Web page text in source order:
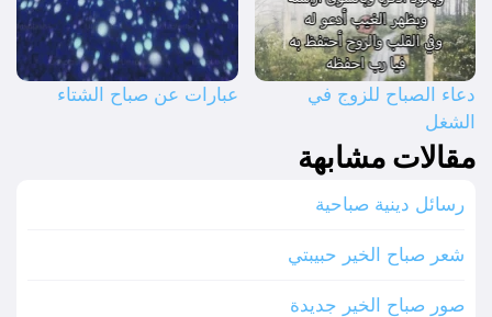
دعاء الصباح للزوج في
الشغل
عبارات عن صباح الشتاء
مقالات مشابهة
رسائل دينية صباحية
شعر صباح الخير حبيبتي
صور صباح الخير جديدة